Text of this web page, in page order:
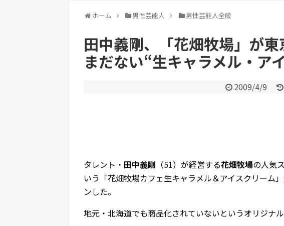
【ネタバレ注意】『スパイダーマンBND』、あのシーン実は過去作
【悲報】「美人すぎる県警本部長」、離任wwwwwww
ホーム 男性芸能人 男性芸能人全般
田中義剛、「花畑牧場」が
まだない“生キャラメル・ア
2009/4/9
タレント・ 田中義剛 （51）が経営する花畑牧場の人気
いう「花畑牧場カフェ生キャラメル＆アイスクリーム
ンした。
地元・北海道でも商品化されていないというオリジナ